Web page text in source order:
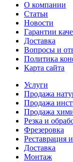
О компании
Статьи
Новости
Гарантии
Доставка
Вопросы и
Политика
Карта сайта
Услуги
Продажа
Продажа
Продажа
Резка и
Фрезеровка
Реставрация
Доставка
Монтаж